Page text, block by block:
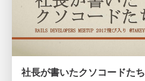
社長が書いたクソコードたち